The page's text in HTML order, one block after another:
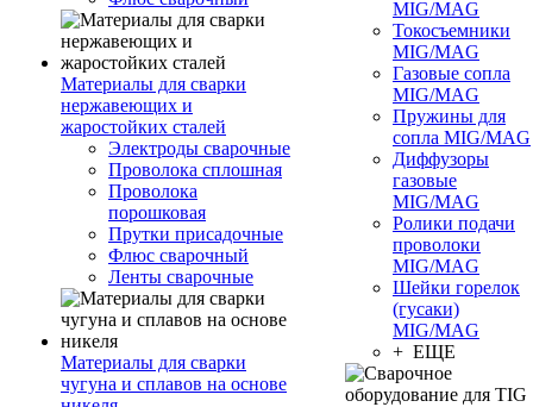
Материалы для сварки
нержавеющих и
жаростойких сталей
Электроды сварочные
Проволока сплошная
Проволока
порошковая
Прутки присадочные
Флюс сварочный
Ленты сварочные
Материалы для сварки
чугуна и сплавов на основе
MIG/MAG
Токосъемники
MIG/MAG
Газовые сопла
MIG/MAG
Пружины для
сопла MIG/MAG
Диффузоры
газовые
MIG/MAG
Ролики подачи
проволоки
MIG/MAG
Шейки горелок
(гусаки)
MIG/MAG
+ ЕЩЕ